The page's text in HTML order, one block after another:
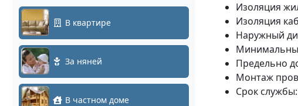
В квартире
За няней
В частном доме
Изоляция
Изоляция
Наружный
Предельно
Монтаж
Срок